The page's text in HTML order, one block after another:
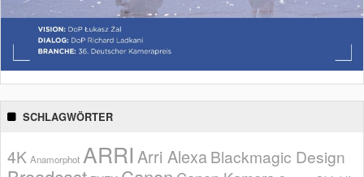
SCHLAGWÖRTER
4K Anamorphot ARRI Arri AlexaBlackmagic Design